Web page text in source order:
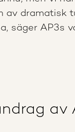
av dramatisk
säger AP3s
av